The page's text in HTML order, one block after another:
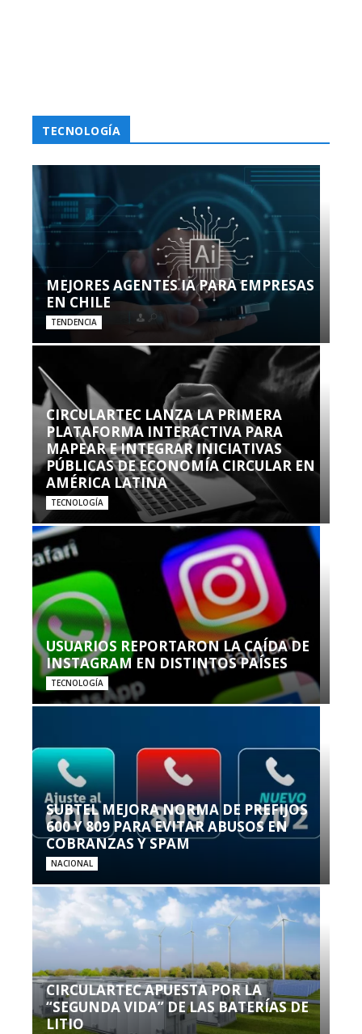
TECNOLOGÍA
MEJORES AGENTES IA PARA EMPRESAS
EN CHILE
TENDENCIA
CIRCULARTEC LANZA LA PRIMERA
PLATAFORMA INTERACTIVA PARA
MAPEAR E INTEGRAR INICIATIVAS
PÚBLICAS DE ECONOMÍA CIRCULAR EN
AMÉRICA LATINA
TECNOLOGÍA
USUARIOS REPORTARON LA CAÍDA DE
INSTAGRAM EN DISTINTOS PAÍSES
TECNOLOGÍA
SUBTEL MEJORA NORMA DE PREFIJOS
600 Y 809 PARA EVITAR ABUSOS EN
COBRANZAS Y SPAM
NACIONAL
CIRCULARTEC APUESTA POR LA
“SEGUNDA VIDA” DE LAS BATERÍAS DE
LITIO